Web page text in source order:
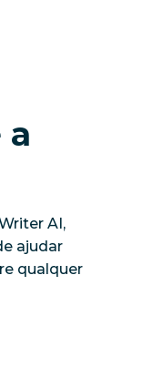
a
AI,
ajudar
qualquer